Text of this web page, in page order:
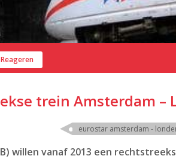
Reageren
trein Amsterdam –
eurostar amsterdam -
willen vanaf 2013 een